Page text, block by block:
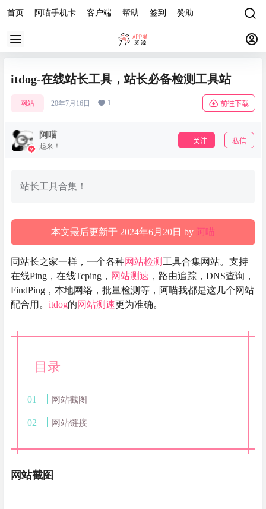
首页 阿喵手机卡 客户端 帮助 签到 赞助
itdog-在线站长工具，站长必备检测工具站
网站 20年7月16日 1 前往下载
阿喵
起来！
关注 私信
站长工具合集！
本文最后更新于 2024年6月20日 by 阿喵
同站长之家一样，一个各种网站检测 工具合集网站。支持
在线Ping，在线Tcping， 网站测速 ，路由追踪，DNS查询，
FindPing，本地网络，批量检测等，阿喵我都是这几个网站
配合用。 itdog的网站测速更为准确。
目录
网站截图
网站链接
网站截图